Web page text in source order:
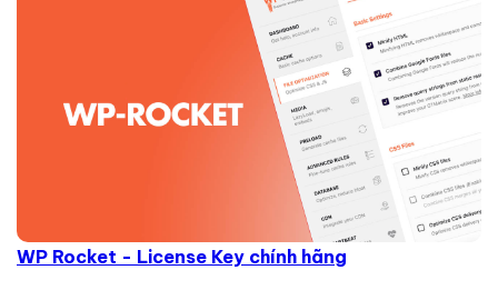
WP Rocket - License Key chính hãng